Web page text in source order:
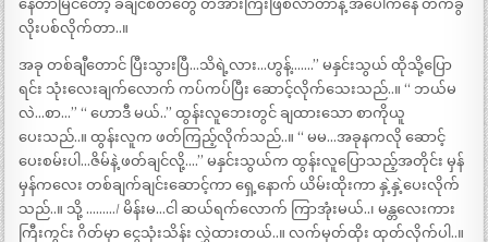
နေတာမြင်တော့ ခံချင်စိတ်တွေ တအားကြီးဖြစ်လာတာနဲ့ အပေါ်ကနေ တက်ခွ
လိုးပစ်လိုက်တာ..။
အခု တစ်ချီတောင် ပြီးသွားပြီ…သိရဲ့လား…ဟွန့်…….” မနှင်းသွယ် ထိုသို့ပြော
ရင်း သုံးလေးချက်လောက် ကပ်ကပ်ပြီး ဆောင့်လိုက်သေးသည်..။ “ ဘယ်မ
လဲ…စာ…” “ ဟောဒီ မယ်..” ထွန်းလူဘေးတွင် ချထားသော စာကိုယူ
ပေးသည်..။ ထွန်းလူက ဖတ်ကြည့်လိုက်သည်..။ “ မမ…အခုနကလို ဆောင့်
ပေးစမ်းပါ…ဇိမ်နဲ့ ဖတ်ချင်လို့….” မနှင်းသွယ်က ထွန်းလူပြောသည့်အတိုင်း မှန်
မှန်ကလေး တစ်ချက်ချင်းဆောင့်ကာ ရှေ့နောက် ယိမ်းထိုးကာ နှဲ့နှဲ့ပေးလိုက်
သည်..။ သို့ ………/ မိန်းမ…ငါ ဆယ်ရက်လောက် ကြာအုံးမယ်..၊ မန္တလေးကား
ကြီးကွင်း ဂိတ်မှာ ငွေသုံးသိန်း လွှဲထားတယ်..။ လက်မှတ်ထိုး ထုတ်လိုက်ပါ..။